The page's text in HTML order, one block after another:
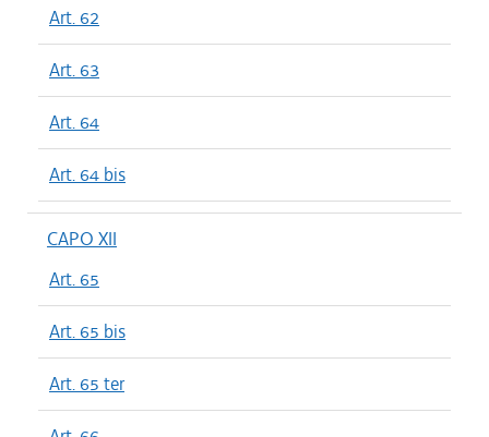
Art. 62
Art. 63
Art. 64
Art. 64 bis
CAPO XII
Art. 65
Art. 65 bis
Art. 65 ter